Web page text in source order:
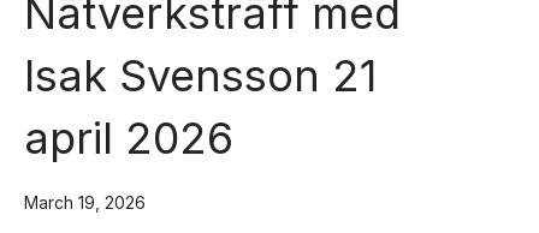
Nätverksträff med
Isak Svensson 21
april 2026
March 19, 2026